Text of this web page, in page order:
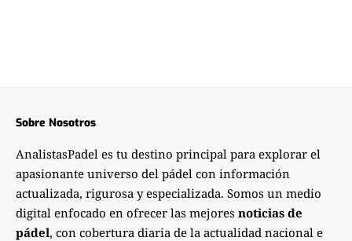
Sobre Nosotros
AnalistasPadel es tu destino principal para explorar el
apasionante universo del pádel con información
actualizada, rigurosa y especializada. Somos un medio
digital enfocado en ofrecer las mejores noticias de
pádel, con cobertura diaria de la actualidad nacional e